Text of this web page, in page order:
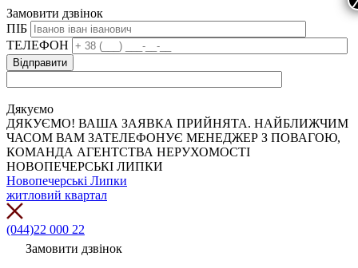
Замовити дзвінок
ПІБ
ТЕЛЕФОН
Дякуємо
ДЯКУЄМО! ВАША ЗАЯВКА ПРИЙНЯТА. НАЙБЛИЖЧИМ
ЧАСОМ ВАМ ЗАТЕЛЕФОНУЄ МЕНЕДЖЕР З ПОВАГОЮ,
КОМАНДА АГЕНТСТВА НЕРУХОМОСТІ
НОВОПЕЧЕРСЬКІ ЛИПКИ
Новопечерські Липки
житловий квартал
(044)22 000 22
Замовити дзвінок